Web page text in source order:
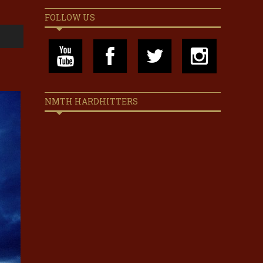
FOLLOW US
NMTH HARDHITTERS